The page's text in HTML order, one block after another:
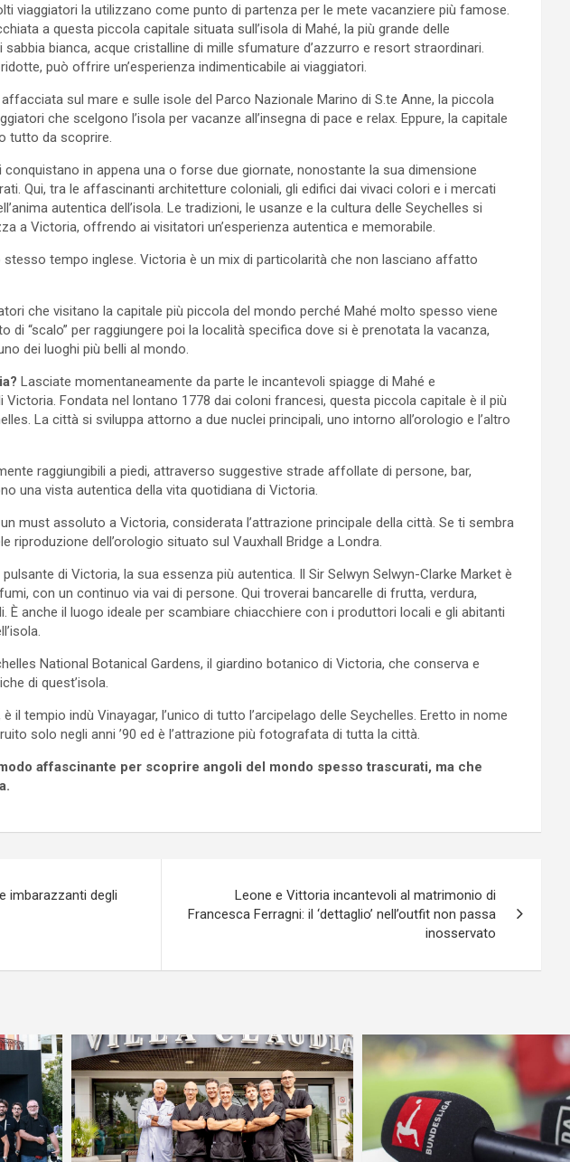
viaggiatori la utilizzano come punto di partenza per le mete vacanziere più famose.
a questa piccola capitale situata sull’isola di Mahé, la più grande delle
sabbia bianca, acque cristalline di mille sfumature d’azzurro e resort straordinari.
può offrire un’esperienza indimenticabile ai viaggiatori.
sul mare e sulle isole del Parco Nazionale Marino di S.te Anne, la piccola
che scelgono l’isola per vacanze all’insegna di pace e relax. Eppure, la capitale
tutto da scoprire.
in appena una o forse due giornate, nonostante la sua dimensione
Qui, tra le affascinanti architetture coloniali, gli edifici dai vivaci colori e i mercati
autentica dell’isola. Le tradizioni, le usanze e la cultura delle Seychelles si
a Victoria, offrendo ai visitatori un’esperienza autentica e memorabile.
tempo inglese. Victoria è un mix di particolarità che non lasciano affatto
che visitano la capitale più piccola del mondo perché Mahé molto spesso viene
“scalo” per raggiungere poi la località specifica dove si è prenotata la vacanza,
dei luoghi più belli al mondo.
Lasciate momentaneamente da parte le incantevoli spiagge di Mahé e
Victoria. Fondata nel lontano 1778 dai coloni francesi, questa piccola capitale è il più
La città si sviluppa attorno a due nuclei principali, uno intorno all’orologio e l’altro
raggiungibili a piedi, attraverso suggestive strade affollate di persone, bar,
una vista autentica della vita quotidiana di Victoria.
must assoluto a Victoria, considerata l’attrazione principale della città. Se ti sembra
riproduzione dell’orologio situato sul Vauxhall Bridge a Londra.
di Victoria, la sua essenza più autentica. Il Sir Selwyn Selwyn-Clarke Market è
con un continuo via vai di persone. Qui troverai bancarelle di frutta, verdura,
È anche il luogo ideale per scambiare chiacchiere con i produttori locali e gli abitanti
National Botanical Gardens, il giardino botanico di Victoria, che conserva e
di quest’isola.
il tempio indù Vinayagar, l’unico di tutto l’arcipelago delle Seychelles. Eretto in nome
solo negli anni ’90 ed è l’attrazione più fotografata di tutta la città.
affascinante per scoprire angoli del mondo spesso trascurati, ma che
imbarazzanti degli
Leone e Vittoria incantevoli al matrimonio di
Francesca Ferragni: il ‘dettaglio’ nell’outfit non passa
inosservato